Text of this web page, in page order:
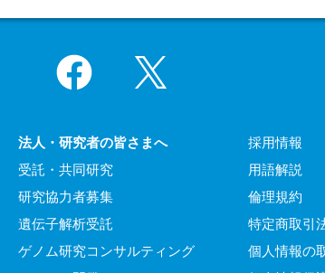
Facebook
法人・研究者の皆さまへ
受託・共同研究
研究協力者募集
遺伝子解析受託
ゲノム研究コンサルティング
採用情報
用語解説
倫理規約
特定商取引
個人情報の